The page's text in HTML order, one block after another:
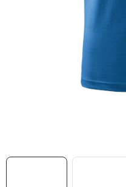
PROVIZNÍ SYSTÉM